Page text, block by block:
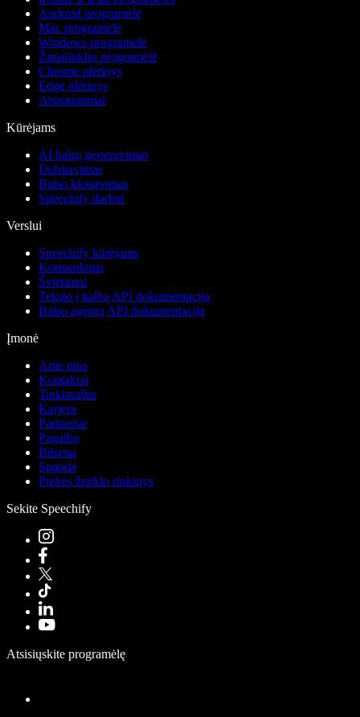
Android programėlė
Mac programėlė
Windows programėlė
Žiniatinklio programėlė
Chrome plėtinys
Edge plėtinys
Atsisiuntimai
Kūrėjams
AI balsų generavimas
Dubliavimas
Balso klonavimas
Speechify darbui
Verslui
Speechify kūrėjams
Komandoms
Švietimui
Teksto į kalbą API dokumentacija
Balso agentų API dokumentacija
Įmonė
Apie mus
Kontaktai
Tinklaraštis
Karjera
Partneriai
Pagalba
Būsena
Spauda
Prekės ženklo rinkinys
Sekite Speechify
Atsisiųskite programėlę